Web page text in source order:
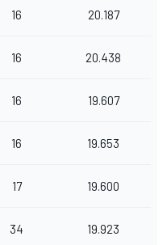
16 20.187
16 20.438
16 19.607
16 19.653
17 19.600
34 19.923